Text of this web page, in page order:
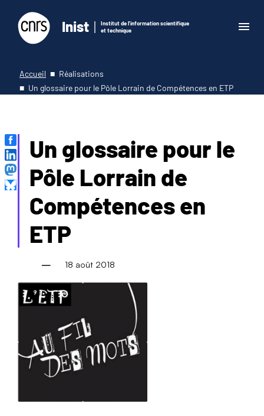
Inist
Institut de l'information scientifique
et technique
Accueil
Réalisations
Un glossaire pour le Pôle Lorrain de Compétences en ETP
Un glossaire pour le
Pôle Lorrain de
Compétences en
ETP
18 août 2018